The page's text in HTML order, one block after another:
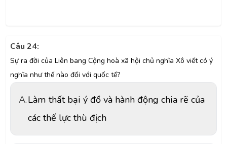
Câu 24:
Sự ra đời của Liên bang Cộng hoà xã hội chủ nghĩa Xô viết có ý
nghĩa như thế nào đối với quốc tế?
A.Làm thất bại ý đồ và hành động chia rẽ của
các thế lực thù địch